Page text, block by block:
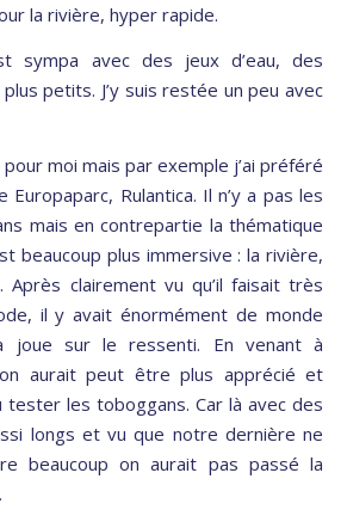
la rivière, hyper rapide.
sympa avec des jeux d’eau, des
petits. J’y suis restée un peu avec
pour moi mais par exemple j’ai préféré
Europaparc, Rulantica. Il n’y a pas les
mais en contrepartie la thématique
beaucoup plus immersive : la rivière,
Après clairement vu qu’il faisait très
il y avait énormément de monde
joue sur le ressenti. En venant à
aurait peut être plus apprécié et
les toboggans. Car là avec des
longs et vu que notre dernière ne
beaucoup on aurait pas passé la